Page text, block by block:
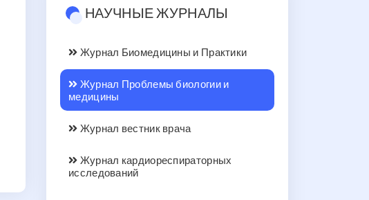
НАУЧНЫЕ ЖУРНАЛЫ
Журнал Биомедицины и Практики
Журнал Проблемы биологии и
медицины
Журнал вестник врача
Журнал кардиореспираторных
исследований